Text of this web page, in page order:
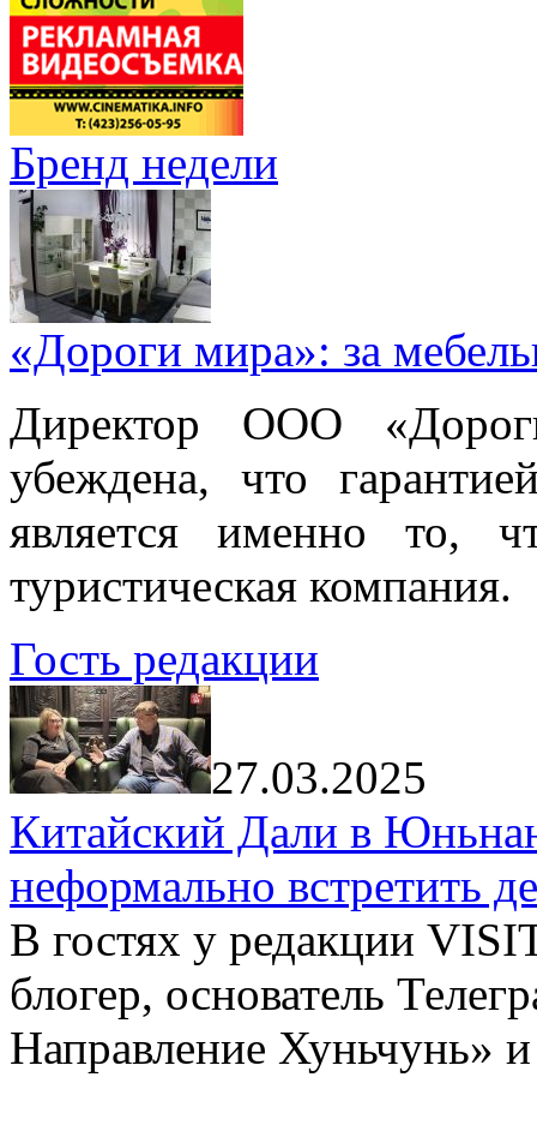
Бренд недели
«Дороги мира»: за
Директор ООО
убеждена, что
является именно то,
туристическая компания.
Гость редакции
27.03.2025
Китайский Дали в
неформально встретить
В гостях у редакции
блогер, основатель
Направление Хуньчунь»